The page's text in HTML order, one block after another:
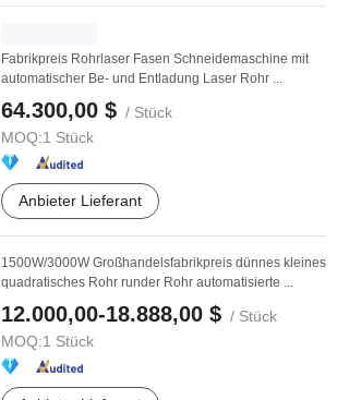
Fabrikpreis Rohrlaser Fasen Schneidemaschine mit
automatischer Be- und Entladung Laser Rohr ...
64.300,00 $ / Stück
MOQ:1 Stück
Anbieter Lieferant
1500W/3000W Großhandelsfabrikpreis dünnes kleines
quadratisches Rohr runder Rohr automatisierte ...
12.000,00-18.888,00 $ / Stück
MOQ:1 Stück